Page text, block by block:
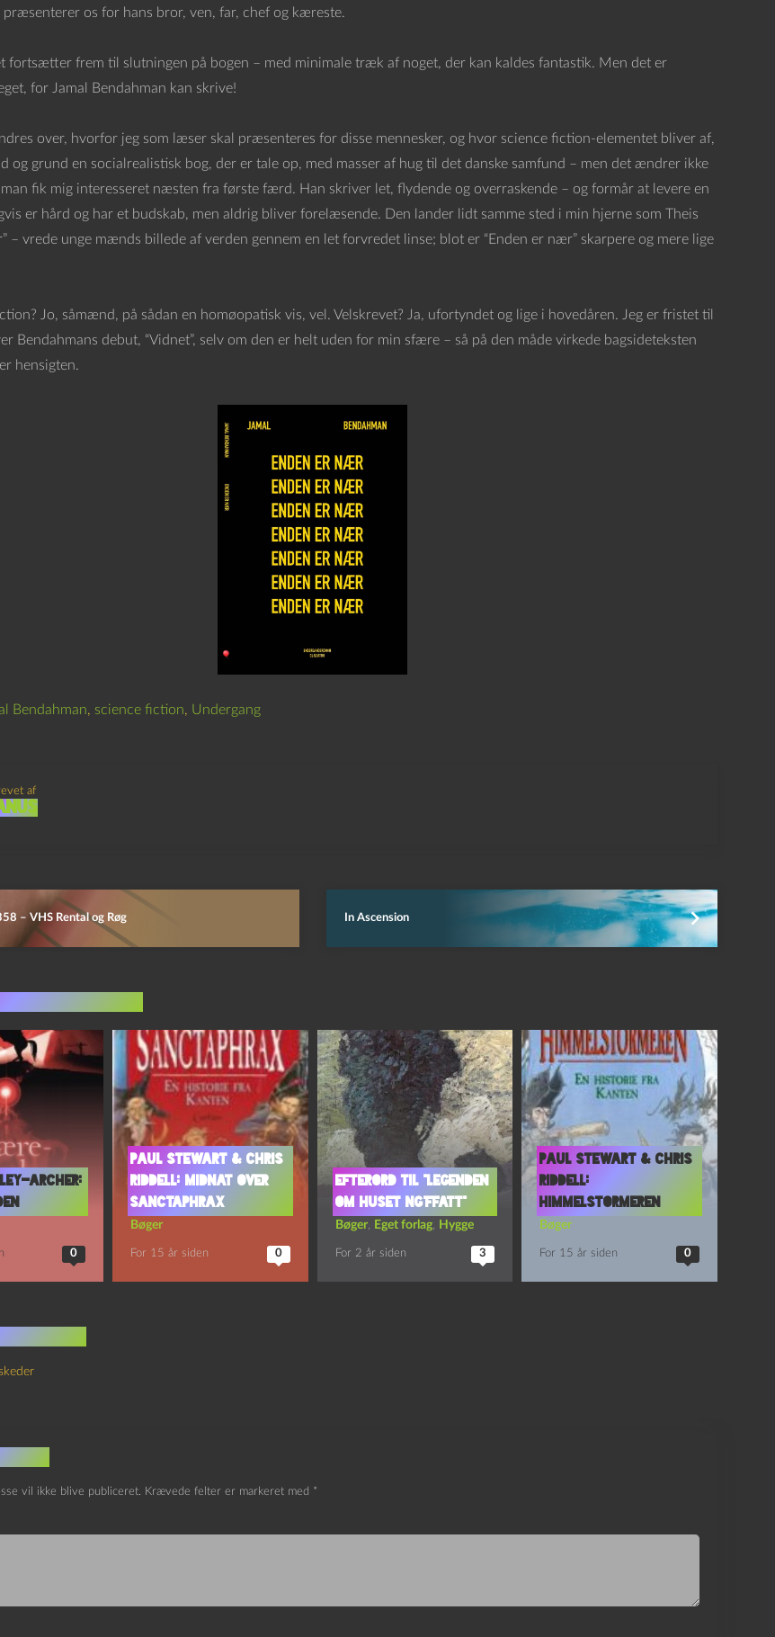
os for hans bror, ven, far, chef og kæreste.
fortsætter frem til slutningen på bogen – med minimale træk af noget, der kan kaldes fantastik. Men det er
for Jamal Bendahman kan skrive!
over, hvorfor jeg som læser skal præsenteres for disse mennesker, og hvor science fiction-elementet bliver af,
og grund en socialrealistisk bog, der er tale op, med masser af hug til det danske samfund – men det ændrer ikke
fik mig interesseret næsten fra første færd. Han skriver let, flydende og overraskende – og formår at levere en
er hård og har et budskab, men aldrig bliver forelæsende. Den lander lidt samme sted i min hjerne som Theis
– vrede unge mænds billede af verden gennem en let forvredet linse; blot er “Enden er nær” skarpere og mere lige
Jo, såmænd, på sådan en homøopatisk vis, vel. Velskrevet? Ja, ufortyndet og lige i hovedåren. Jeg er fristet til
Bendahmans debut, “Vidnet”, selv om den er helt uden for min sfære – så på den måde virkede bagsideteksten
hensigten.
Bendahman, science fiction, Undergang
af
– VHS Rental og Røg In Ascension
Archer:
0
Paul Stewart & Chris
Riddell: Midnat over
Sanctaphrax
Bøger
For 15 år siden 0
efterord til “Legenden
om Huset Ng’Ffatt”
Bøger, Eget forlag, Hygge
For 2 år siden 3
Paul Stewart & Chris
Riddell:
Himmelstormeren
Bøger
For 15 år siden 0
svar
vil ikke blive publiceret. Krævede felter er markeret med *